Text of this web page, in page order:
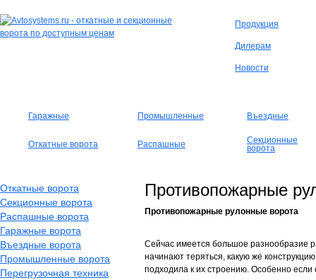
Продукция
Дилерам
Новости
Гаражные Промышленные Въездные
Откатные ворота Распашные
Секционные
ворота
Откатные ворота
Секционные ворота
Распашные ворота
Гаражные ворота
Въездные ворота
Промышленные ворота
Перегрузочная техника
Противопожарные
Противопожарные рулонные ворота
Сейчас имеется большое разнообразие
начинают теряться, какую же
подходила к их строению. Особенно если